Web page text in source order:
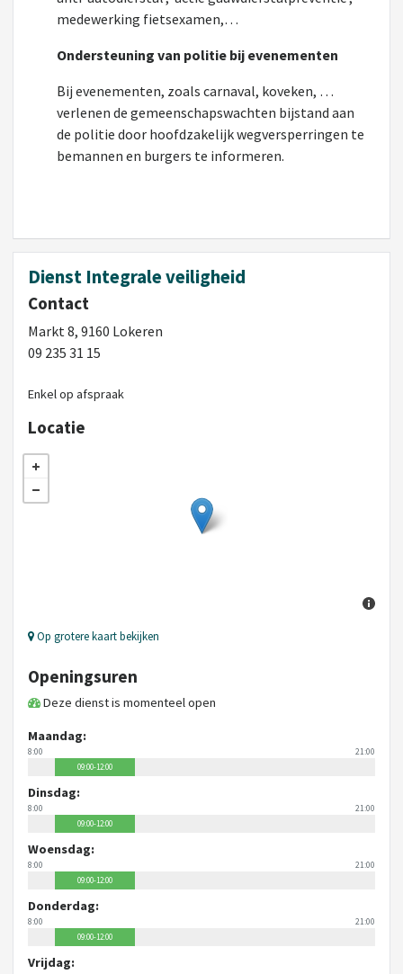
medewerking fietsexamen,…
Ondersteuning van politie bij evenementen
Bij evenementen, zoals carnaval, koveken, …
verlenen de gemeenschapswachten bijstand aan
de politie door hoofdzakelijk wegversperringen te
bemannen en burgers te informeren.
Dienst Integrale veiligheid
Contact
Markt 8, 9160 Lokeren
09 235 31 15
Enkel op afspraak
Locatie
Op grotere kaart bekijken
Openingsuren
Deze dienst is momenteel open
Maandag:
8:00 21:00
09:00-12:00
Dinsdag:
8:00 21:00
09:00-12:00
Woensdag:
8:00 21:00
09:00-12:00
Donderdag:
8:00 21:00
09:00-12:00
Vrijdag: